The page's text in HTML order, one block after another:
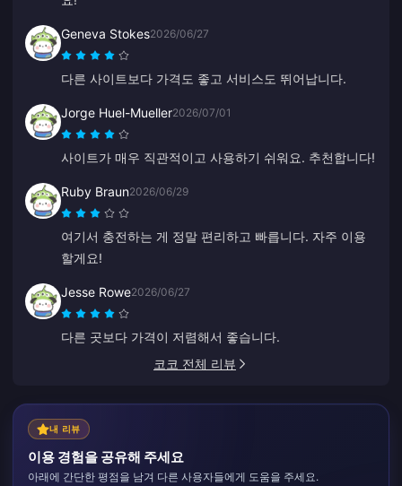
Geneva Stokes2026/06/27
다른 사이트보다 가격도 좋고 서비스도 뛰어납니다.
Jorge Huel-Mueller2026/07/01
사이트가 매우 직관적이고 사용하기 쉬워요. 추천합니다!
Ruby Braun2026/06/29
여기서 충전하는 게 정말 편리하고 빠릅니다. 자주 이용
할게요!
Jesse Rowe2026/06/27
다른 곳보다 가격이 저렴해서 좋습니다.
코코 전체 리뷰
내 리뷰
이용 경험을 공유해 주세요
아래에 간단한 평점을 남겨 다른 사용자들에게 도움을 주세요.